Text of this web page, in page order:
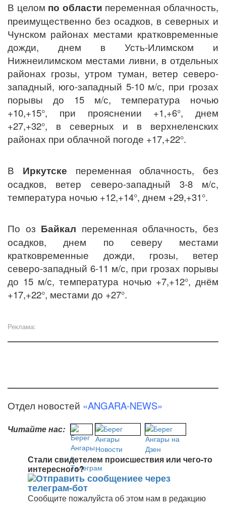
В целом по области переменная облачность,
преимущественно без осадков, в северных и
Чунском районах местами кратковременные
дожди, днем в Усть-Илимском и
Нижнеилимском местами ливни, в отдельных
районах грозы, утром туман, ветер северо-
западный, юго-западный 5-10 м/с, при грозах
порывы до 15 м/с, температура ночью
+10,+15°, при прояснении +1,+6°, днем
+27,+32°, в северных и в верхнеленских
районах при облачной погоде +17,+22°.
В Иркутске переменная облачность, без
осадков, ветер северо-западный 3-8 м/с,
температура ночью +12,+14°, днем +29,+31°.
По оз Байкал переменная облачность, без
осадков, днем по северу местами
кратковременные дожди, грозы, ветер
северо-западный 6-11 м/с, при грозах порывы
до 15 м/с, температура ночью +7,+12°, днём
+17,+22°, местами до +27°.
Реклама:
Отдел новостей «ANGARA-NEWS»
Читайте нас:
Стали свидетелем происшествия или чего-то
интересного?
Сообщите пожалуйста об этом нам в редакцию